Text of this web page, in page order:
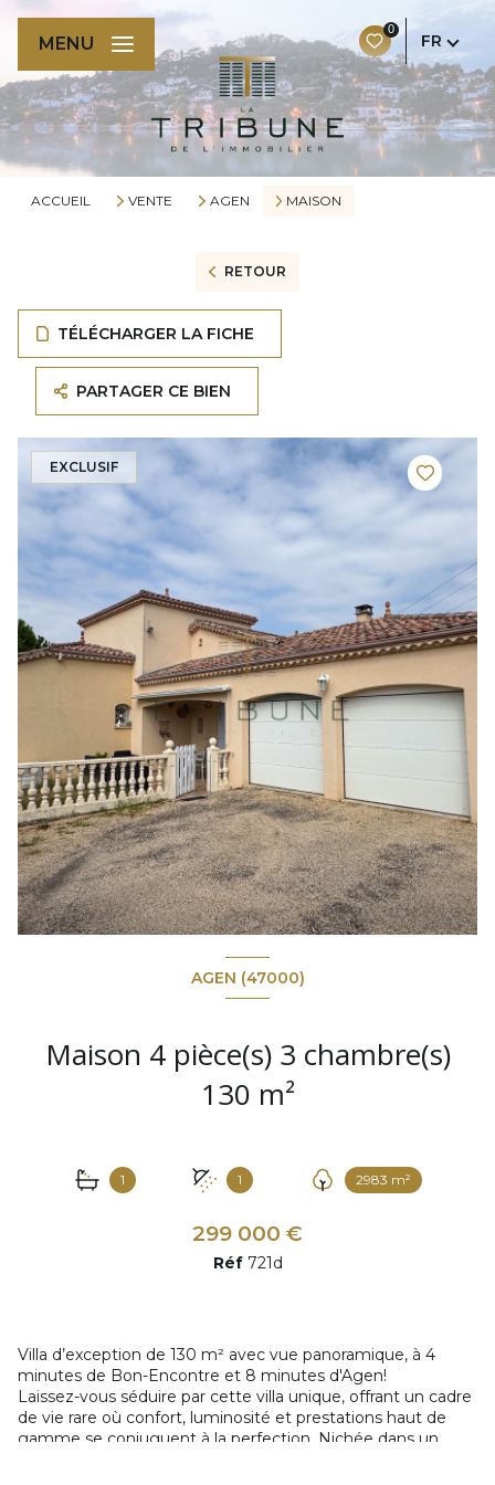
0
FR
MENU
ACCUEIL VENTE AGEN MAISON
RETOUR
TÉLÉCHARGER LA FICHE
PARTAGER CE BIEN
EXCLUSIF
AGEN (47000)
Maison 4 pièce(s) 3 chambre(s)
130 m²
1 1 2983 m²
299 000 €
Réf 721d
Villa d’exception de 130 m² avec vue panoramique, à 4
minutes de Bon-Encontre et 8 minutes d'Agen!
Laissez-vous séduire par cette villa unique, offrant un cadre
de vie rare où confort, luminosité et prestations haut de
gamme se conjuguent à la perfection. Nichée dans un